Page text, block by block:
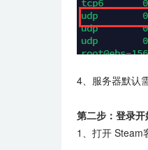
4、服务器默认
第二步：登录
1、打开 Steam